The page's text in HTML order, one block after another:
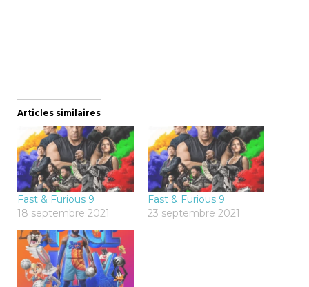
Articles similaires
Fast & Furious 9
18 septembre 2021
Fast & Furious 9
23 septembre 2021